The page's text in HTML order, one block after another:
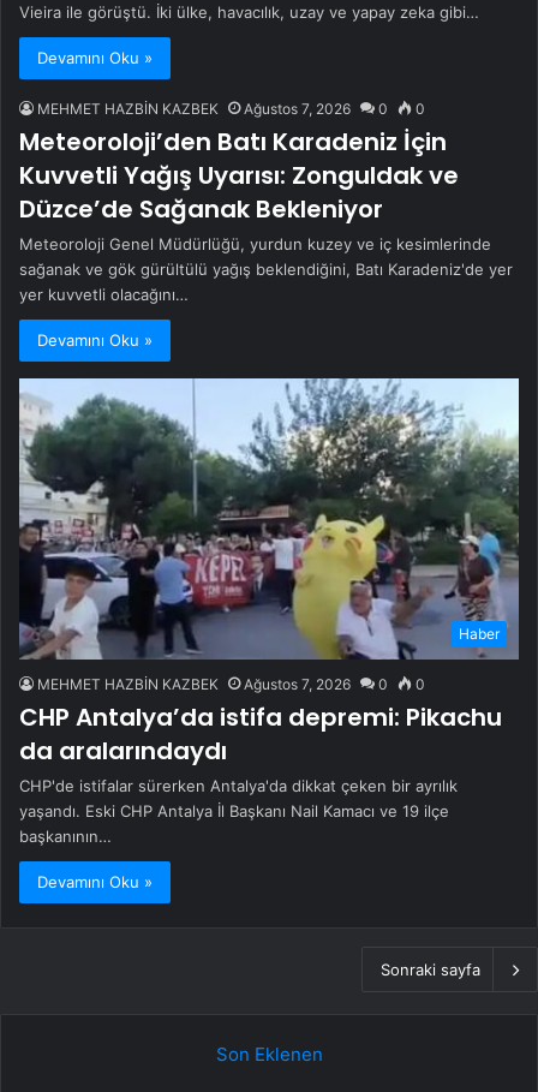
Vieira ile görüştü. İki ülke, havacılık, uzay ve yapay zeka gibi…
Devamını Oku »
MEHMET HAZBİN KAZBEK Ağustos 7, 2026 0 0
Meteoroloji’den Batı Karadeniz İçin
Kuvvetli Yağış Uyarısı: Zonguldak ve
Düzce’de Sağanak Bekleniyor
Meteoroloji Genel Müdürlüğü, yurdun kuzey ve iç kesimlerinde
sağanak ve gök gürültülü yağış beklendiğini, Batı Karadeniz'de yer
yer kuvvetli olacağını…
Devamını Oku »
Haber
MEHMET HAZBİN KAZBEK Ağustos 7, 2026 0 0
CHP Antalya’da istifa depremi: Pikachu
da aralarındaydı
CHP'de istifalar sürerken Antalya'da dikkat çeken bir ayrılık
yaşandı. Eski CHP Antalya İl Başkanı Nail Kamacı ve 19 ilçe
başkanının…
Devamını Oku »
Sonraki sayfa
Son Eklenen